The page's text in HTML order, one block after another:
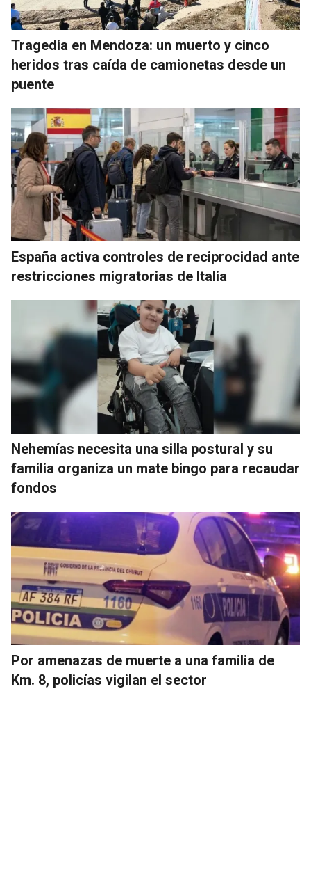
Tragedia en Mendoza: un muerto y cinco
heridos tras caída de camionetas desde un
puente
España activa controles de reciprocidad ante
restricciones migratorias de Italia
Nehemías necesita una silla postural y su
familia organiza un mate bingo para recaudar
fondos
Por amenazas de muerte a una familia de
Km. 8, policías vigilan el sector